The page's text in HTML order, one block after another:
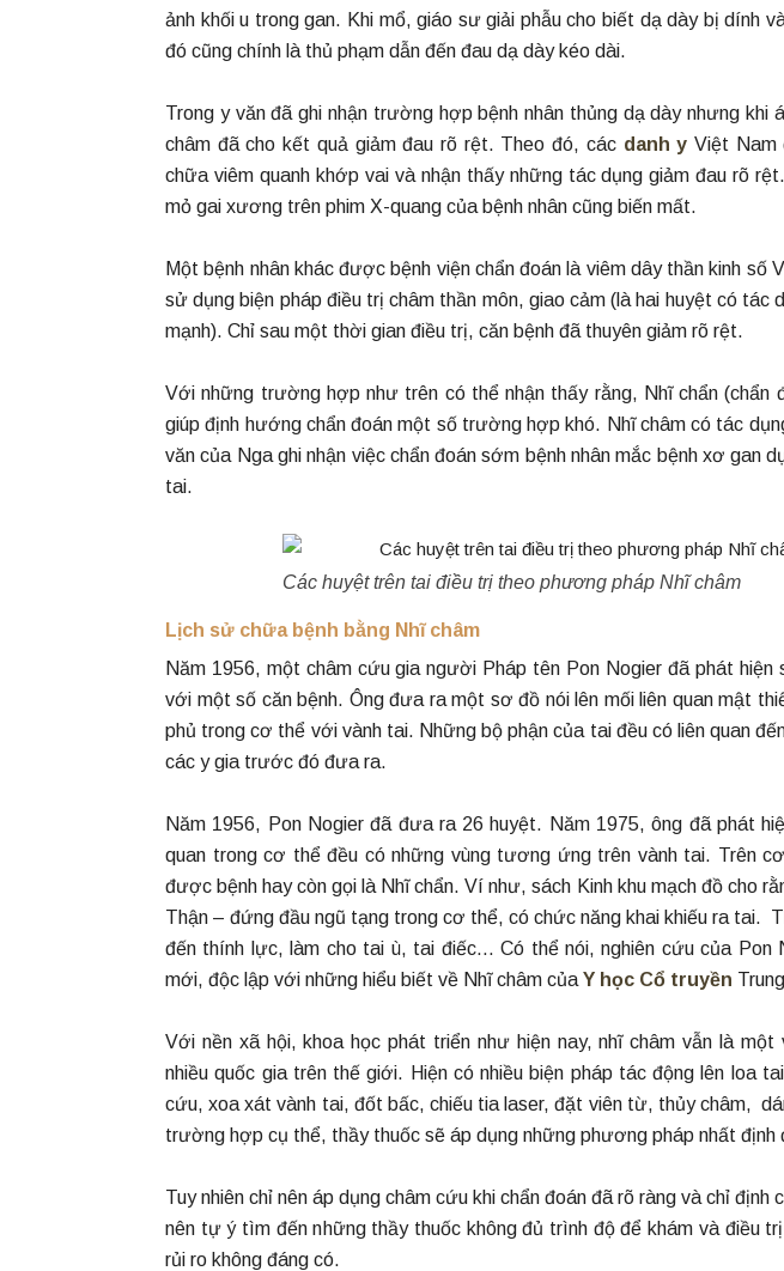
ảnh khối u trong gan. Khi mổ, giáo sư giải phẫu cho biết dạ dày bị dính
đó cũng chính là thủ phạm dẫn đến đau dạ dày kéo dài.
Trong y văn đã ghi nhận trường hợp bệnh nhân thủng dạ dày nhưng khi
châm đã cho kết quả giảm đau rõ rệt. Theo đó, các danh y Việt Nam
chữa viêm quanh khớp vai và nhận thấy những tác dụng giảm đau rõ
mỏ gai xương trên phim X-quang của bệnh nhân cũng biến mất.
Một bệnh nhân khác được bệnh viện chẩn đoán là viêm dây thần kinh số
sử dụng biện pháp điều trị châm thần môn, giao cảm (là hai huyệt có tác
mạnh). Chỉ sau một thời gian điều trị, căn bệnh đã thuyên giảm rõ rệt.
Với những trường hợp như trên có thể nhận thấy rằng, Nhĩ chẩn (chẩn
giúp định hướng chẩn đoán một số trường hợp khó. Nhĩ châm có tác
văn của Nga ghi nhận việc chẩn đoán sớm bệnh nhân mắc bệnh xơ gan
tai.
Các huyệt trên tai điều trị theo phương pháp Nhĩ châm
Lịch sử chữa bệnh bằng Nhĩ châm
Năm 1956, một châm cứu gia người Pháp tên Pon Nogier đã phát hiện
với một số căn bệnh. Ông đưa ra một sơ đồ nói lên mối liên quan mật
phủ trong cơ thể với vành tai. Những bộ phận của tai đều có liên quan
các y gia trước đó đưa ra.
Năm 1956, Pon Nogier đã đưa ra 26 huyệt. Năm 1975, ông đã phát
quan trong cơ thể đều có những vùng tương ứng trên vành tai. Trên
được bệnh hay còn gọi là Nhĩ chẩn. Ví như, sách Kinh khu mạch đồ cho
Thận – đứng đầu ngũ tạng trong cơ thể, có chức năng khai khiếu ra tai.
đến thính lực, làm cho tai ù, tai điếc… Có thể nói, nghiên cứu của Pon
mới, độc lập với những hiểu biết về Nhĩ châm của Y học Cổ truyền
Với nền xã hội, khoa học phát triển như hiện nay, nhĩ châm vẫn là
nhiều quốc gia trên thế giới. Hiện có nhiều biện pháp tác động lên loa
cứu, xoa xát vành tai, đốt bấc, chiếu tia laser, đặt viên từ, thủy châm,
trường hợp cụ thể, thầy thuốc sẽ áp dụng những phương pháp nhất định
Tuy nhiên chỉ nên áp dụng châm cứu khi chẩn đoán đã rõ ràng và chỉ định
nên tự ý tìm đến những thầy thuốc không đủ trình độ để khám và điều
rủi ro không đáng có.